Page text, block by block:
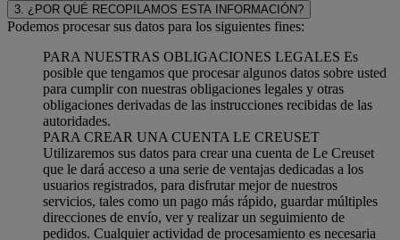
3. ¿POR QUÉ RECOPILAMOS ESTA INFORMACIÓN?
Podemos procesar sus datos para los siguientes fines:
PARA NUESTRAS OBLIGACIONES LEGALES Es
posible que tengamos que procesar algunos datos sobre usted
para cumplir con nuestras obligaciones legales y otras
obligaciones derivadas de las instrucciones recibidas de las
autoridades.
PARA CREAR UNA CUENTA LE CREUSET
Utilizaremos sus datos para crear una cuenta de Le Creuset
que le dará acceso a una serie de ventajas dedicadas a los
usuarios registrados, para disfrutar mejor de nuestros
servicios, tales como un pago más rápido, guardar múltiples
direcciones de envío, ver y realizar un seguimiento de
pedidos. Cualquier actividad de procesamiento es necesaria